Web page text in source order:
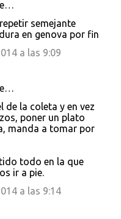
semejante
en genova por fin
a las 9:09
de la coleta y en vez
poner un plato
manda a tomar por
todo en la que
ir a pie.
a las 9:14